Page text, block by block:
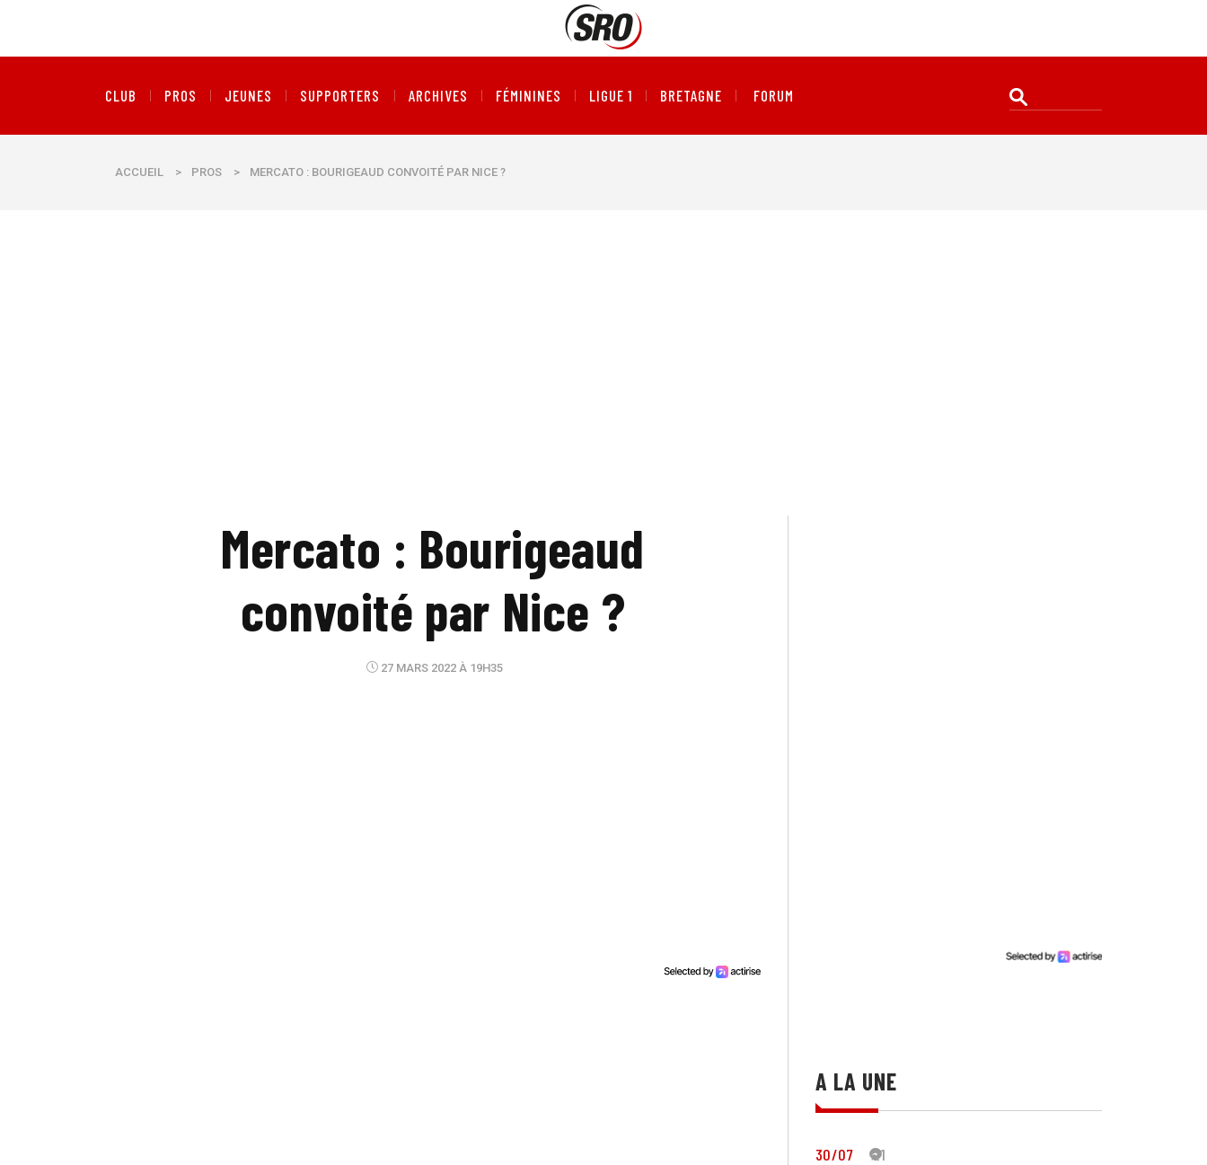
CLUB PROS JEUNES SUPPORTERS ARCHIVES FÉMININES LIGUE 1 BRETAGNE FORUM
ACCUEIL > PROS > MERCATO : BOURIGEAUD CONVOITÉ PAR NICE ?
Mercato : Bourigeaud
convoité par Nice ?
27 MARS 2022 À 19H35
A LA UNE
30/07 21